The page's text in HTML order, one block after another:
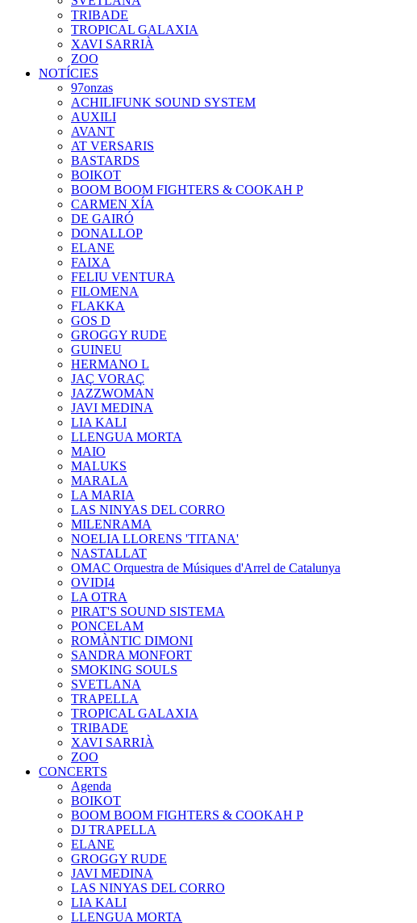
TRIBADE
TROPICAL GALAXIA
XAVI SARRIÀ
ZOO
NOTÍCIES
97onzas
ACHILIFUNK SOUND SYSTEM
AUXILI
AVANT
AT VERSARIS
BASTARDS
BOIKOT
BOOM BOOM FIGHTERS & COOKAH P
CARMEN XÍA
DE GAIRÓ
DONALLOP
ELANE
FAIXA
FELIU VENTURA
FILOMENA
FLAKKA
GOS D
GROGGY RUDE
GUINEU
HERMANO L
JAÇ VORAÇ
JAZZWOMAN
JAVI MEDINA
LIA KALI
LLENGUA MORTA
MAIO
MALUKS
MARALA
LA MARIA
LAS NINYAS DEL CORRO
MILENRAMA
NOELIA LLORENS 'TITANA'
NASTALLAT
OMAC Orquestra de Músiques d'Arrel de Catalunya
OVIDI4
LA OTRA
PIRAT'S SOUND SISTEMA
PONCELAM
ROMÀNTIC DIMONI
SANDRA MONFORT
SMOKING SOULS
SVETLANA
TRAPELLA
TROPICAL GALAXIA
TRIBADE
XAVI SARRIÀ
ZOO
CONCERTS
Agenda
BOIKOT
BOOM BOOM FIGHTERS & COOKAH P
DJ TRAPELLA
ELANE
GROGGY RUDE
JAVI MEDINA
LAS NINYAS DEL CORRO
LIA KALI
LLENGUA MORTA